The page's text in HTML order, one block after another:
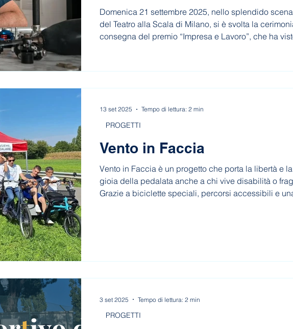
Domenica 21 settembre 2025, nello splendido
del Teatro alla Scala di Milano, si è svolta la
consegna del premio “Impresa e Lavoro”, che ha
Vento in Faccia
Vento in Faccia è un progetto che porta la libertà e la
gioia della pedalata anche a chi vive disabilità o
Grazie a biciclette speciali, percorsi accessibili e
PROGETTI
13 set 2025 Tempo di lettura: 2 min
PROGETTI
3 set 2025 Tempo di lettura: 2 min